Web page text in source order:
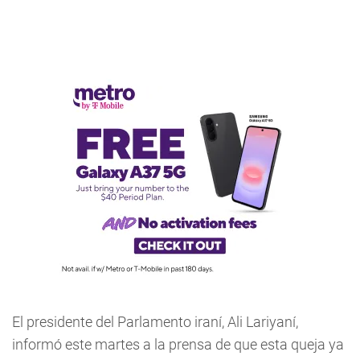
El presidente del Parlamento iraní, Ali Lariyaní,
informó este martes a la prensa de que esta queja ya